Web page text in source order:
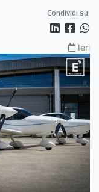
Condividi su:
Ieri